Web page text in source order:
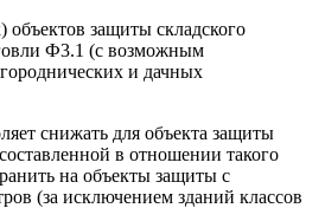
защиты складского
Ф3.1 (с возможным
и дачных
снижать для объекта защиты
в отношении такого
на объекты защиты с
(за исключением зданий классов